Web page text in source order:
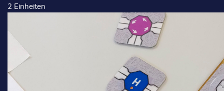
2 Einheiten